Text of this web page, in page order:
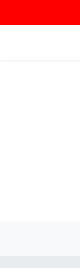
Kültür
İstanbul
İstanbul
Süper
Tüm
Son
Haber